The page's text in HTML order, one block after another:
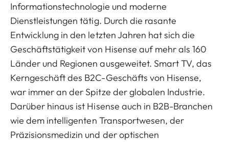
Informationstechnologie und moderne
Dienstleistungen tätig. Durch die rasante
Entwicklung in den letzten Jahren hat sich die
Geschäftstätigkeit von Hisense auf mehr als 160
Länder und Regionen ausgeweitet. Smart TV, das
Kerngeschäft des B2C-Geschäfts von Hisense,
war immer an der Spitze der globalen Industrie.
Darüber hinaus ist Hisense auch in B2B-Branchen
wie dem intelligenten Transportwesen, der
Präzisionsmedizin und der optischen